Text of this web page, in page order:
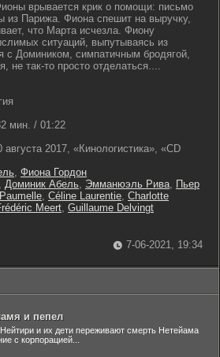
врывается крик о помощи: письмо
из Парижа. Фиона спешит на выручку,
что Марта исчезла. Фиону
ситуаций, выпутываясь из
с Домиником, симпатичным бродягой,
не так-то просто отделаться....
мин. / 01:22
августа 2017, «Кинологистика», «CD
, Фиона Гордон
, Доминик Абель, Эмманюэль Рива, Пьер
, Céline Laurentie, Charlotte
Meert, Guillaume Delvingt
7-06-2021, 19:34
и пепел
и их дети переживают смерть Нетейама
с корпорацией...